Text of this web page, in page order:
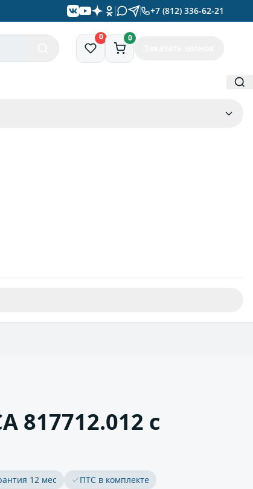
+7 (812) 336-62-21
0 0
817712.012 с
12 мес
ПТС в комплекте